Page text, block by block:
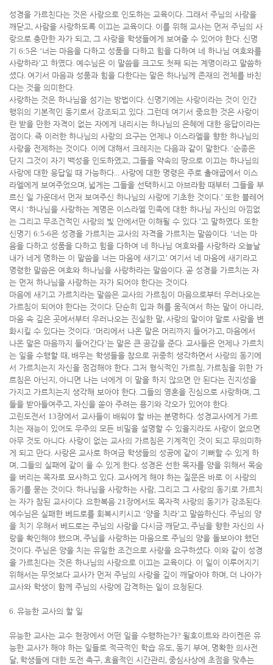
성경을 가르친다는 것은 사랑으로 인도하는 교육이다. 그래서 주님의 사랑을
깨닫고, 사람을 사랑하도록 이끄는 교육이다. 이를 위해 교사는 먼저 주님의 사
랑으로 충만한 자가 되고, 그 사랑을 학생들에게 보여줄 수 있어야 한다. 신명
기 6:5은 ‘너는 마음을 다하고 성품을 다하고 힘을 다하여 네 하나님 여호와를
사랑하라’고 하였다. 예수님은 이 말씀을 크고도 첫째 되는 계명이라고 말씀하
셨다. 여기서 마음과 성품과 힘을 다한다는 말은 하나님께 존재의 전체를 바친
다는 것을 의미한다.
사랑하는 것은 하나님을 섬기는 방법이다. 신명기에는 사랑이라는 것이 인간
행위의 기본적인 동기로서 강조되고 있다. 그런데 여기서 중요한 것은 사랑이
란 받을 만한 자격이 없는 자에게 내리시는 하나님의 은혜에 대한 응답이라는
점이다. 즉 이러한 하나님의 사랑의 요구는 언제나 이스라엘을 향한 하나님의
사랑을 전제하는 것이다. 이에 대해서 크레지는 다음과 같이 말한다. ‘순종은
단지 그것이 자기 백성을 인도하였고, 그들을 약속의 땅으로 이끄는 하나님의
사랑에 대한 응답일 때 가능하다... 사랑에 대한 명령은 주로 출애굽에서 이스
라엘에게 보여주었으며 , 넓게는 그들을 선택하시고 아브라함 때부터 그들을 부
르신 일 가운데서 먼저 보여주신 하나님의 사랑에 기초한 것이다.’ 또한 블레어
역시 ‘하나님을 사랑하는 계명은 이스라엘 민족에 대한 하나님 자신의 아낌없
는 그리고 무조건적인 사랑의 빛 안에서만 이해될 수 있다.’고 말하였다. 또한
신명기 6:5-6은 성경을 가르치는 교사의 자격을 가르치는 말씀이다. ‘너는 마
음을 다하고 성품을 다하고 힘을 다하여 네 하나님 여호와를 사랑하라 오늘날
내가 네게 명하는 이 말씀을 너는 마음에 새기고’ 여기서 네 마음에 새기라고
명령한 말씀은 여호와 하나님을 사랑하라는 말씀이다. 곧 성경을 가르치는 자
는 먼저 하나님을 사랑하는 자가 되어야 한다는 것이다.
마음에 새기고 가르치라는 말씀은 교사의 가르침이 마음으로부터 우러나오는
가르침이 되어야 한다는 것이다. 단순히 입과 혀를 움직여서 하는 말이 아니라,
마음 속 깊은 곳에서부터 우러나오는 진실한 말, 사랑의 말이야 말로 사람을 변
화시킬 수 있다는 것이다. ‘머리에서 나온 말은 머리까지 들어가고, 마음에서
나온 말은 마음까지 들어간다’는 말은 큰 공감을 준다. 교사들은 언제나 가르치
는 일을 수행할 때 , 배우는 학생들을 참으로 귀중히 생각하면서 사랑의 동기에
서 가르치는지 자신을 점검해야 한다. 그저 형식적인 가르침, 가르침을 위한 가
르침은 아닌지 , 아니면 나는 너에게 이 말을 하지 않으면 안 된다는 진지성을
가지고 가르치는지 생각해 보아야 한다. 그들의 영혼을 진심으로 사랑하며 , 그
들을 받아들여주고, 자신을 쏟아 주려는 용기와 각오가 있어야 한다.
고린도전서 13장에서 교사들이 배워야 할 바는 분명하다. 성경교사에게 가르
치는 재능이 있어도 우주의 모든 비밀을 설명할 수 있을지라도 사랑이 없으면
아무 것도 아니다. 사랑이 없는 교사의 가르침은 기계적인 것이 되고 무의미하
게 되고 만다. 사랑은 교사로 하여금 학생들의 성공에 같이 기뻐할 수 있게 하
며 , 그들의 실패에 같이 울 수 있게 한다. 성경은 선한 목자를 양을 위해서 목숨
을 버리는 목자로 묘사하고 있다. 교사에게 해야 하는 질문은 바로 이 사랑의
동기를 묻는 것이다. 하나님을 사랑하는 사람, 그리고 그 사랑의 동기로 가르치
는 자가 참된 교사이다. 요한복음 21장에서도 목자적 사랑의 동기가 강조된다.
예수님은 실패한 베드로를 회복시키시고 ‘양을 치라’고 말씀하신다. 주님의 양
을 치기 우해서 베드로는 주님의 사랑을 다시금 깨닫고, 주님을 향한 자신의 사
랑을 확인해야 했으며 , 주님을 사랑하는 마음으로 주님의 양을 돌보아야 했던
것이다. 주님은 양을 치는 유일한 조건으로 사랑을 요구하셨다. 이와 같이 성경
을 가르친다는 것은 하나님의 사랑으로 이끄는 교육이다. 이 일이 이루어지기
위해서는 무엇보다 교사가 먼저 주님의 사랑을 깊이 깨달아야 하며 , 더 나아가
교사와 학생이 함께 주님의 사랑에 감격하는 일이 요청된다.
6. 유능한 교사의 할 일
유능한 교사는 교수 현장에서 어떤 일을 수행하는가? 윌호이트와 라이켄은 유
능한 교사가 해야 하는 일들로 적극적인 학습 유도, 동기 부여 , 명확한 의사전
달, 학생들에 대한 도전 촉구, 효율적인 시간관리 , 중심사상에 초점을 맞추는